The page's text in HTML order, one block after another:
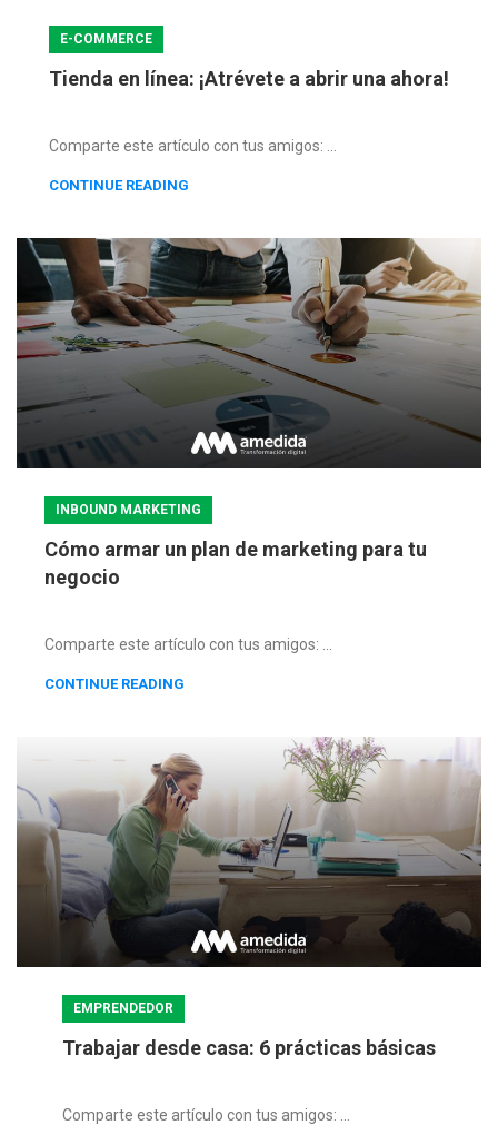
E-COMMERCE
Tienda en línea: ¡Atrévete a abrir una ahora!
Comparte este artículo con tus amigos: ...
CONTINUE READING
INBOUND MARKETING
Cómo armar un plan de marketing para tu
negocio
Comparte este artículo con tus amigos: ...
CONTINUE READING
EMPRENDEDOR
Trabajar desde casa: 6 prácticas básicas
Comparte este artículo con tus amigos: ...